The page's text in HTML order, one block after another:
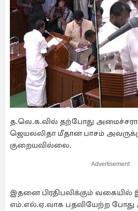
த.வெ.க.வில் தற்போது
ஜெயலலிதா மீதான பாசம்
குறையவில்லை.
Advertisement
இதனை பிரதிபலிக்கும் வகையில்
எம்.எல்.ஏ.வாக பதவியேற்ற போது